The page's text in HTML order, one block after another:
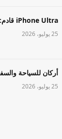
iPhone Ultra قادم: ست ميزات جديدة في طراز Apple عالي المستوى
25 يوليو، 2026
أركان للسياحة
25 يوليو، 2026